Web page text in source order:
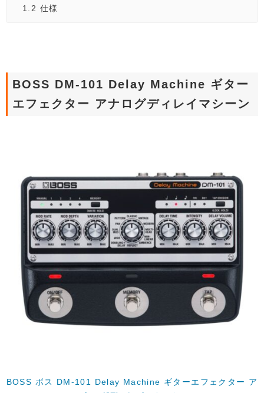
1.2 仕様
BOSS DM-101 Delay Machine ギター
エフェクター アナログディレイマシーン
BOSS ボス DM-101 Delay Machine ギターエフェクター ア